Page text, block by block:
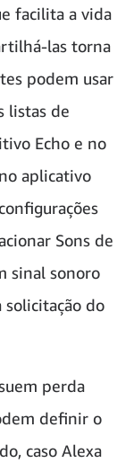
facilita a vida
las torna
podem usar
listas de
Echo e no
aplicativo
Sons de
sinal sonoro
do
perda
definir o
caso Alexa